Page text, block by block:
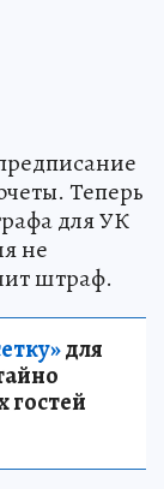
Теперь
для УК
не
штраф.
для
гостей